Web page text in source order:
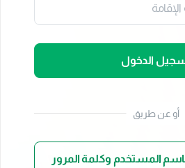
الدخول
أو عن طريق
المستخدم وكلمة المرور